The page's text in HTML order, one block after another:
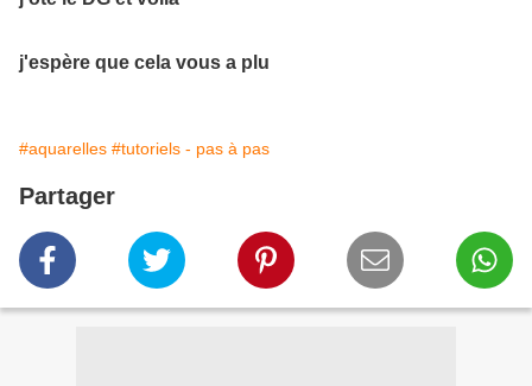
j'espère que cela vous a plu
#aquarelles #tutoriels - pas à pas
Partager